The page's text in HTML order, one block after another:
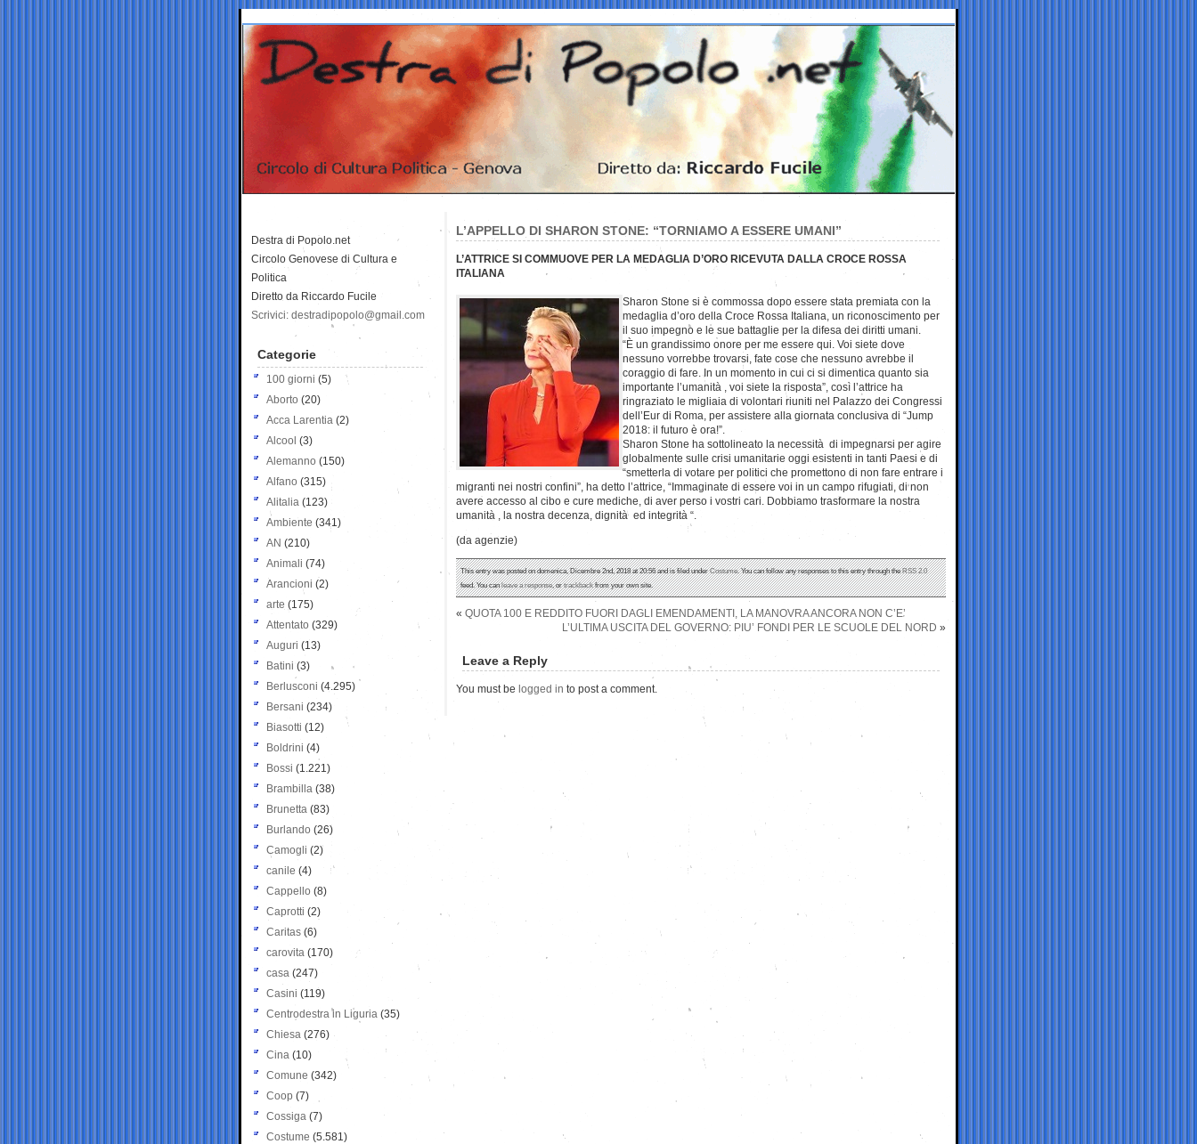
L’APPELLO DI SHARON STONE: “TORNIAMO A ESSERE UMANI”
L’ATTRICE SI COMMUOVE PER LA MEDAGLIA D’ORO RICEVUTA DALLA CROCE ROSSA
ITALIANA
Sharon Stone si è commossa dopo essere stata premiata con la
medaglia d’oro della Croce Rossa Italiana, un riconoscimento per
il suo impegno e le sue battaglie per la difesa dei diritti umani.
“È un grandissimo onore per me essere qui. Voi siete dove
nessuno vorrebbe trovarsi, fate cose che nessuno avrebbe il
coraggio di fare. In un momento in cui ci si dimentica quanto sia
importante l’umanità , voi siete la risposta”, così l’attrice ha
ringraziato le migliaia di volontari riuniti nel Palazzo dei Congressi
dell’Eur di Roma, per assistere alla giornata conclusiva di “Jump
2018: il futuro è ora!”.
Sharon Stone ha sottolineato la necessità di impegnarsi per agire
globalmente sulle crisi umanitarie oggi esistenti in tanti Paesi e di
“smetterla di votare per politici che promettono di non fare entrare i
migranti nei nostri confini”, ha detto l’attrice, “Immaginate di essere voi in un campo rifugiati, di non
avere accesso al cibo e cure mediche, di aver perso i vostri cari. Dobbiamo trasformare la nostra
umanità , la nostra decenza, dignità ed integrità “.
(da agenzie)
This entry was posted on domenica, Dicembre 2nd, 2018 at 20:56 and is filed underCostume. You can follow any responses to this entry through theRSS 2.0
feed. You canleave a response, ortrackbackfrom your own site.
« QUOTA 100 E REDDITO FUORI DAGLI EMENDAMENTI, LA MANOVRA ANCORA NON C’E’
L’ULTIMA USCITA DEL GOVERNO: PIU’ FONDI PER LE SCUOLE DEL NORD »
Leave a Reply
You must be logged in to post a comment.
Destra di Popolo.net
Circolo Genovese di Cultura e
Politica
Diretto da Riccardo Fucile
Scrivici: destradipopolo@gmail.com
Categorie
100 giorni (5)
Aborto (20)
Acca Larentia (2)
Alcool (3)
Alemanno (150)
Alfano (315)
Alitalia (123)
Ambiente (341)
AN (210)
Animali (74)
Arancioni (2)
arte (175)
Attentato (329)
Auguri (13)
Batini (3)
Berlusconi (4.295)
Bersani (234)
Biasotti (12)
Boldrini (4)
Bossi (1.221)
Brambilla (38)
Brunetta (83)
Burlando (26)
Camogli (2)
canile (4)
Cappello (8)
Caprotti (2)
Caritas (6)
carovita (170)
casa (247)
Casini (119)
Centrodestra in Liguria (35)
Chiesa (276)
Cina (10)
Comune (342)
Coop (7)
Cossiga (7)
Costume (5.581)